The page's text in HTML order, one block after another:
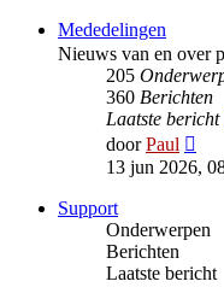
Mededelingen
Nieuws van en over
205
360 Berichten
Laatste bericht
doorPaul
13 jun 2026,
Support
Onderwerpen
Berichten
Laatste bericht